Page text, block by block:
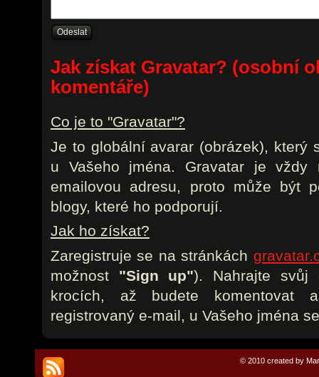
Jak získat Gravatar? (osobní
komentáře)
Co je to "Gravatar"?
Je to globální avarar (obrázek), který
u Vašeho jména. Gravatar je vždy
emailovou adresu, proto může být
blogy, které ho podporují.
Jak ho získat?
Zaregistruje se na stránkách
možnost "Sign up"). Nahrajte svůj
krocích, až budete komentovat
registrovaný e-mail, u Vašeho jména
© 2010 created by